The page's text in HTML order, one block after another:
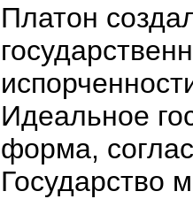
Платон
Идеальное
форма,
Государство